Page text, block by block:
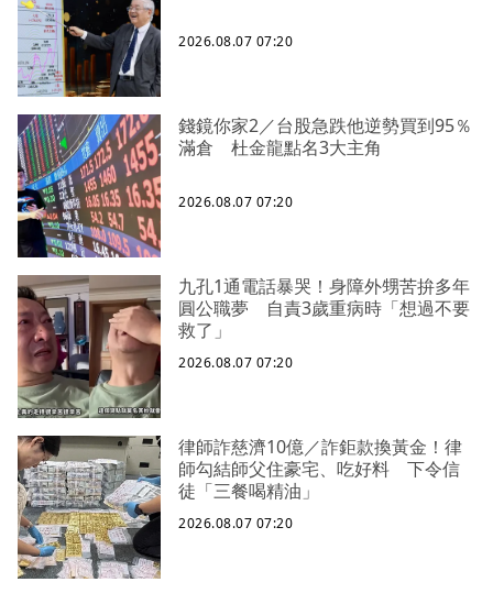
2026.08.07 07:20
錢鏡你家2／台股急跌他逆勢買到95％
滿倉 杜金龍點名3大主角
2026.08.07 07:20
九孔1通電話暴哭！身障外甥苦拚多年
圓公職夢 自責3歲重病時「想過不要
救了」
2026.08.07 07:20
律師詐慈濟10億／詐鉅款換黃金！律
師勾結師父住豪宅、吃好料 下令信
徒「三餐喝精油」
2026.08.07 07:20